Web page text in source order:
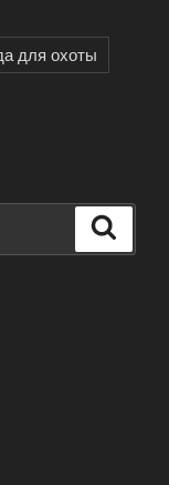
для охоты